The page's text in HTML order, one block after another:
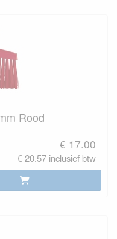
Rood
€ 17.00
€ 20.57 inclusief btw